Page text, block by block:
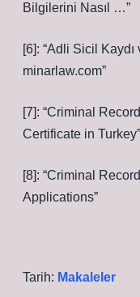
Bilgilerini Nasıl …”
[6]: “Adli Sicil
minarlaw.com”
[7]: “Criminal
Certificate in Turkey”
[8]: “Criminal
Applications”
Tarih: Makaleler